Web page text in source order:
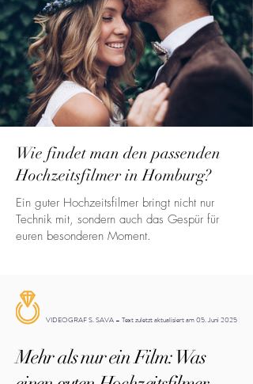
Wie findet man den passenden
Hochzeitsfilmer in Homburg?
Ein guter Hochzeitsfilmer bringt nicht nur
Technik mit, sondern auch das Gespür für
euren besonderen Moment.
VIDEOGRAF S. SAVA – Text zuletzt aktualisiert am 05. Juni 2025
Mehr als nur ein Film: Was